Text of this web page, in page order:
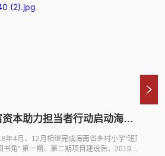
，布局印度已当时——
投资管理有限公司）作为中国领先
机构，在用资本力量助力中国新兴
兴富资
业家论
在初雪纷飞
会和企业家